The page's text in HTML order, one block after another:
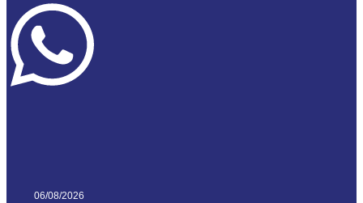
06/08/2026